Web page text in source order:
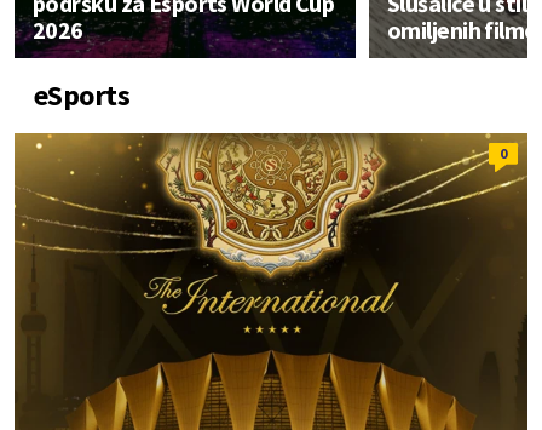
2026
omiljenih
eSports
0